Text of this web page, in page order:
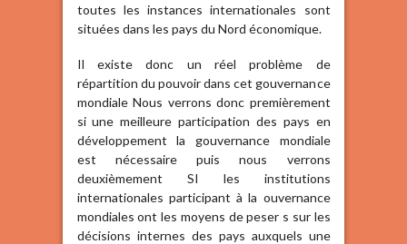
toutes les instances internationales sont
situées dans les pays du Nord économique.
Il existe donc un réel problème de
répartition du pouvoir dans cet gouvernance
mondiale Nous verrons donc premièrement
si une meilleure participation des pays en
développement la gouvernance mondiale
est nécessaire puis nous verrons
deuxièmement SI les institutions
internationales participant à la ouvernance
mondiales ont les moyens de peser s sur les
décisions internes des pays auxquels une